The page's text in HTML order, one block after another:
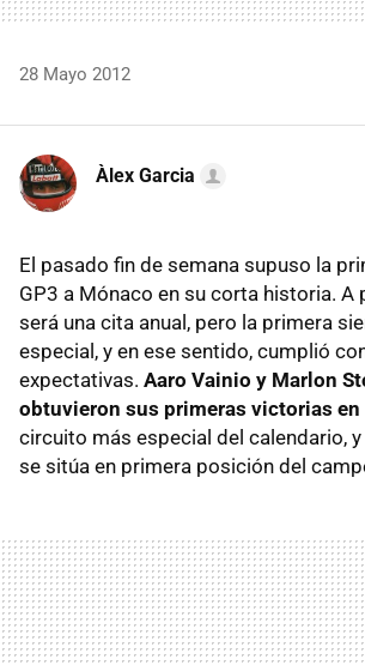
28 Mayo 2012
Àlex Garcia
El pasado fin de semana supuso la
GP3 a Mónaco en su corta historia. A
será una cita anual, pero la primera
especial, y en ese sentido, cumplió
expectativas. Aaro Vainio y Marlon
obtuvieron sus primeras victorias en
circuito más especial del calendario,
se sitúa en primera posición del